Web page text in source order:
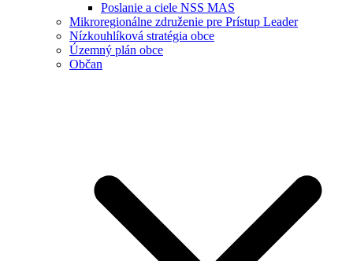
Poslanie a ciele NSS MAS
Mikroregionálne združenie pre Prístup Leader
Nízkouhlíková stratégia obce
Územný plán obce
Občan